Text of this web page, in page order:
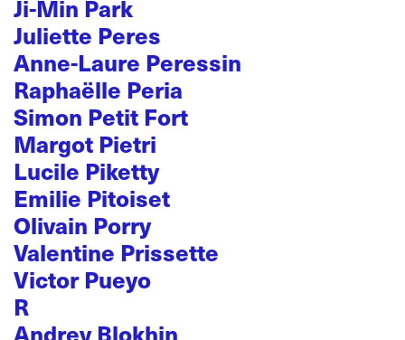
Ji-Min Park
Juliette Peres
Anne-Laure Peressin
Raphaëlle Peria
Simon Petit Fort
Margot Pietri
Lucile Piketty
Emilie Pitoiset
Olivain Porry
Valentine Prissette
Victor Pueyo
R
Andrey Blokhin